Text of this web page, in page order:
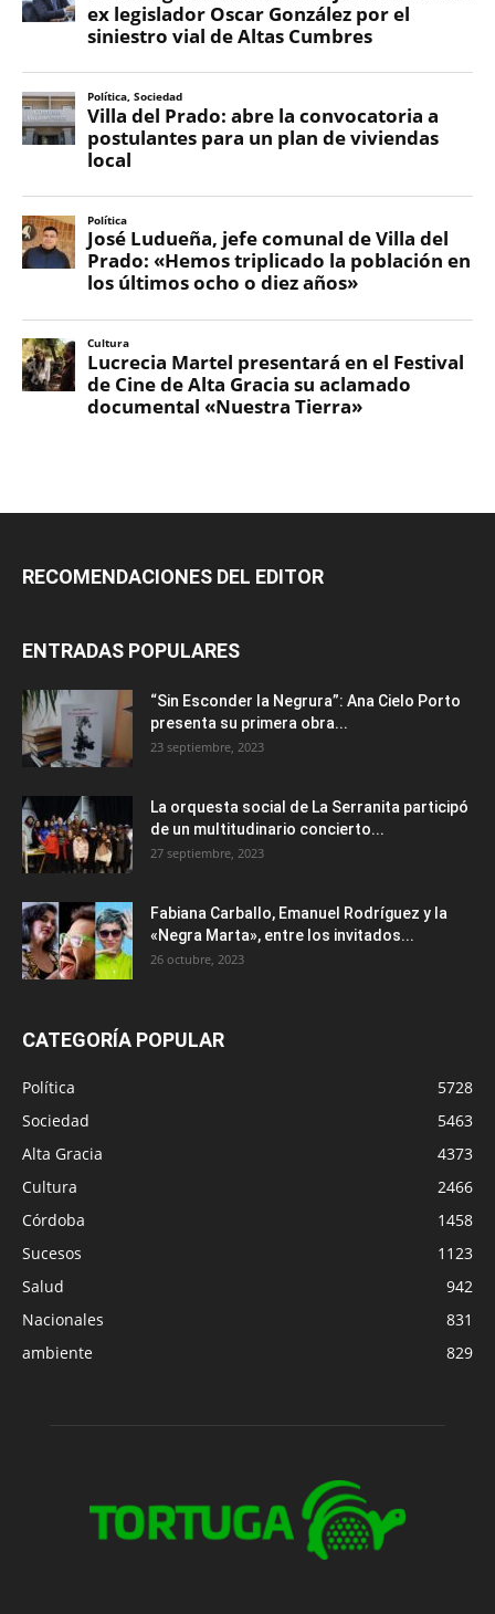
RECOMENDACIONES DEL EDITOR
ENTRADAS POPULARES
“Sin Esconder la Negrura”: Ana Cielo Porto
presenta su primera obra...
23 septiembre, 2023
La orquesta social de La Serranita participó
de un multitudinario concierto...
27 septiembre, 2023
Fabiana Carballo, Emanuel Rodríguez y la
«Negra Marta», entre los invitados...
26 octubre, 2023
CATEGORÍA POPULAR
Política
5728
Sociedad
5463
Alta Gracia
4373
Cultura
2466
Córdoba
1458
Sucesos
1123
Salud
942
Nacionales
831
ambiente
829